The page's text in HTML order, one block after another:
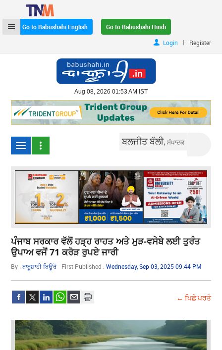
Go to Babushahi English
Go to Babushahi Hindi
Login
| Register
Aug 08, 2026 01:53 AM IST
ਬਲਜੀਤ ਬੱਲੀ,ਸੰਪਾਦਕ
ਪੰਜਾਬ ਸਰਕਾਰ ਵੱਲੋਂ ਹੜ੍ਹ ਰਾਹਤ ਅਤੇ ਮੁੜ-ਵਸੇਬੇ ਲਈ ਤੁਰੰਤ
ਉਪਾਅ ਵਜੋਂ 71 ਕਰੋੜ ਰੁਪਏ ਜਾਰੀ
By :ਬਾਬੂਸ਼ਾਹੀ ਬਿਊਰੋ First Published :Wednesday, Sep 03, 2025 09:44 PM
← ਪਿਛੇ ਪਰਤੋ